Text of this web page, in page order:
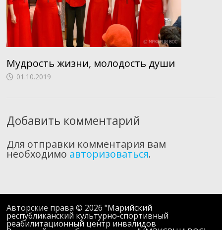
Мудрость жизни, молодость души
01.10.2019
Добавить комментарий
Для отправки комментария вам
необходимо авторизоваться.
Авторские права © 2026 "Марийский
республиканский культурно-спортивный
реабилитационный центр инвалидов